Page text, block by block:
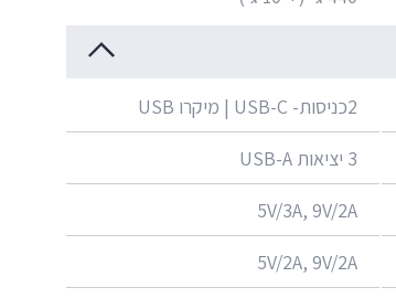
2כניסות- USB-C | מיקרו USB
3 יציאות USB-A
5V/3A, 9V/2A
5V/2A, 9V/2A